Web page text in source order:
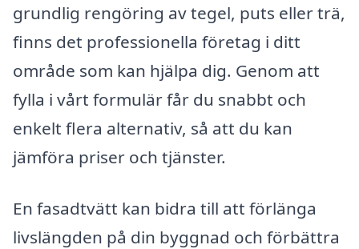
grundlig rengöring av tegel, puts eller trä,
finns det professionella företag i ditt
område som kan hjälpa dig. Genom att
fylla i vårt formulär får du snabbt och
enkelt flera alternativ, så att du kan
jämföra priser och tjänster.
En fasadtvätt kan bidra till att förlänga
livslängden på din byggnad och förbättra